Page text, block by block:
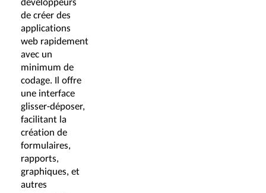
de créer des
applications
web rapidement
avec un
minimum de
codage. Il offre
une interface
glisser-déposer,
facilitant la
création de
formulaires,
rapports,
graphiques, et
autres